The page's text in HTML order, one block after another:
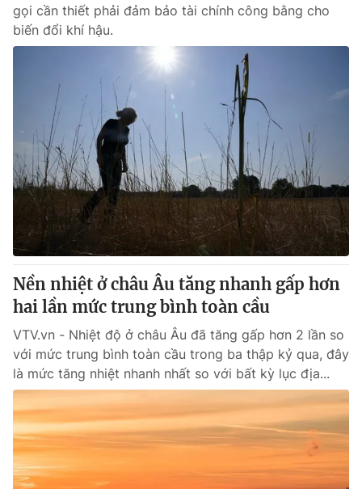
Theo dõi báo trên
Cơ quan chủ quản:Đài Truyền hình Việt Nam
Cơ quan báo chí:
Thời báo VTV
Giấy phép hoạt động báo in và báo điện tử số 483/GP-BTTTT
cấp ngày 29/12/2023
Tổng Biên tập:
Vũ Thanh Thủy
Phó Tổng Biên tập:Nguyễn Thị Mỹ Hạnh, Phạm Quốc Thắng,
Nguyễn Trọng Ninh
Tổng đài VTV:
024.38 355 931 - 024.38 355 932
024.66 897 897
Email:toasoan@vtv.vn
Liên hệ quảng cáo:024-7300.7108
gọi cần thiết phải đảm bảo tài chính công bằng cho
biến đổi khí hậu.
Nền nhiệt ở châu Âu tăng nhanh gấp hơn
hai lần mức trung bình toàn cầu
VTV.vn - Nhiệt độ ở châu Âu đã tăng gấp hơn 2 lần so
với mức trung bình toàn cầu trong ba thập kỷ qua, đây
là mức tăng nhiệt nhanh nhất so với bất kỳ lục địa...